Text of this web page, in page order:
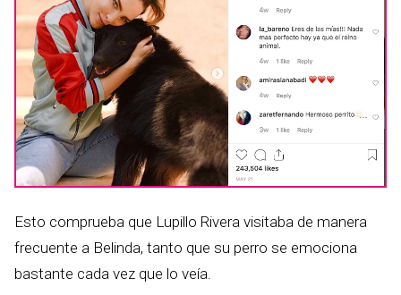
Esto comprueba que Lupillo Rivera visitaba de manera
frecuente a Belinda, tanto que su perro se emociona
bastante cada vez que lo veía.